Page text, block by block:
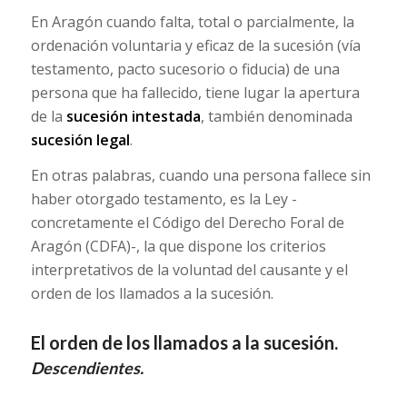
En Aragón cuando falta, total o parcialmente, la
ordenación voluntaria y eficaz de la sucesión (vía
testamento, pacto sucesorio o fiducia) de una
persona que ha fallecido, tiene lugar la apertura
de la sucesión intestada, también denominada
sucesión legal.
En otras palabras, cuando una persona fallece sin
haber otorgado testamento, es la Ley -
concretamente el Código del Derecho Foral de
Aragón (CDFA)-, la que dispone los criterios
interpretativos de la voluntad del causante y el
orden de los llamados a la sucesión.
El orden de los llamados a la sucesión.
Descendientes.